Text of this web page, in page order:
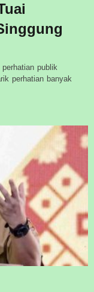
publik
perhatian banyak